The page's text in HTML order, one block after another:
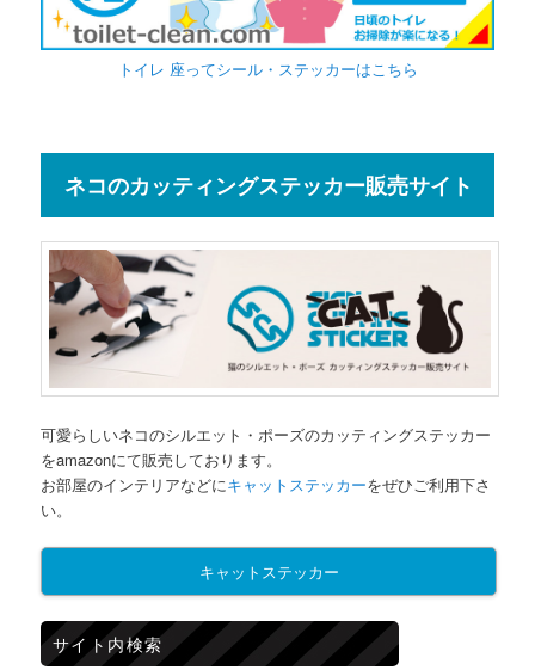
トイレ 座ってシール・ステッカーはこちら
ネコのカッティングステッカー販売サイト
可愛らしいネコのシルエット・ポーズのカッティングステッカー
をamazonにて販売しております。
お部屋のインテリアなどにキャットステッカーをぜひご利用下さ
い。
キャットステッカー
サイト内検索